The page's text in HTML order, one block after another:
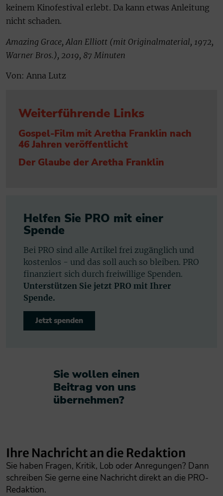
keinem Kinofestival erlebt. Da kann etwas Anleitung
nicht schaden.
Amazing Grace, Alan Elliott (mit Originalmaterial, 1972,
Warner Bros.), 2019, 87 Minuten
Von: Anna Lutz
Weiterführende Links
Gospel-Film mit Aretha Franklin nach
46 Jahren veröffentlicht
Der Glaube der Aretha Franklin
Helfen Sie PRO mit einer
Spende
Bei PRO sind alle Artikel frei zugänglich und
kostenlos - und das soll auch so bleiben. PRO
finanziert sich durch freiwillige Spenden.
Unterstützen Sie jetzt PRO mit Ihrer
Spende.
Jetzt spenden
Sie wollen einen
Beitrag von uns
übernehmen?​
Ihre Nachricht an die Redaktion
Sie haben Fragen, Kritik, Lob oder Anregungen? Dann
schreiben Sie gerne eine Nachricht direkt an die PRO-
Redaktion.